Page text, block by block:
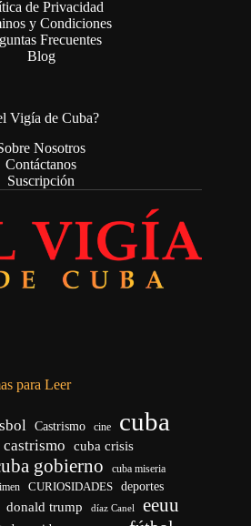
de Privacidad
y Condiciones
Frecuentes
Blog
Vigía de Cuba?
Nosotros
Contáctanos
Suscripción
para Leer
Castrismo cine cuba
castrismo cuba crisis
gobierno cuba miseria
CURIOSIDADES deportes
donald trump díaz Canel eeuu